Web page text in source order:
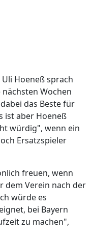
Hoeneß sprach
Wochen
das Beste für
ist aber Hoeneß
würdig", wenn ein
Ersatzspieler
freuen, wenn
dem Verein nach der
würde es
bei Bayern
zu machen",